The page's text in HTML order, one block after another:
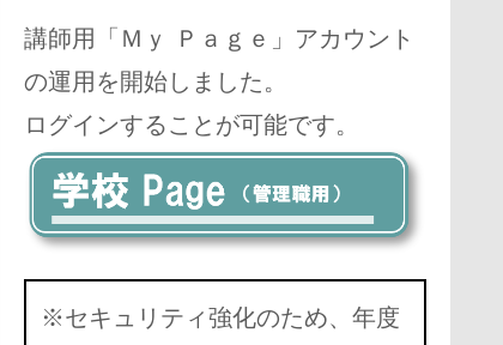
講師用「Ｍｙ Ｐａｇｅ」アカウント
の運用を開始しました。
ログインすることが可能です。
※セキュリティ強化のため、年度